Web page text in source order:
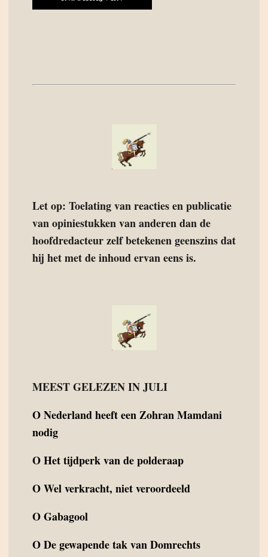
Let op: Toelating van reacties en publicatie
van opiniestukken van anderen dan de
hoofdredacteur zelf betekenen geenszins dat
hij het met de inhoud ervan eens is.
MEEST GELEZEN IN JULI
ONederland heeft een Zohran Mamdani
nodig
OHet tijdperk van de polderaap
OWel verkracht, niet veroordeeld
OGabagool
ODe gewapende tak van Domrechts